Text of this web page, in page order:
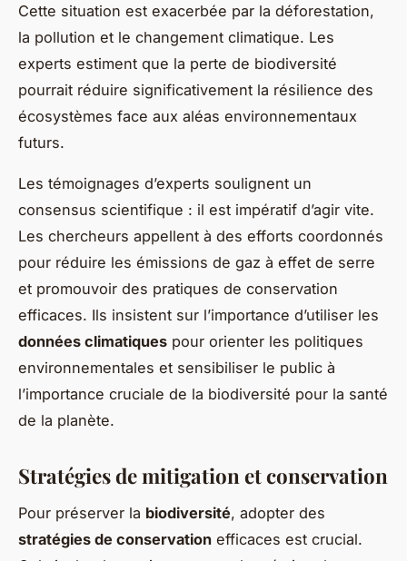
Cette situation est exacerbée par la déforestation,
la pollution et le changement climatique. Les
experts estiment que la perte de biodiversité
pourrait réduire significativement la résilience des
écosystèmes face aux aléas environnementaux
futurs.
Les témoignages d’experts soulignent un
consensus scientifique : il est impératif d’agir vite.
Les chercheurs appellent à des efforts coordonnés
pour réduire les émissions de gaz à effet de serre
et promouvoir des pratiques de conservation
efficaces. Ils insistent sur l’importance d’utiliser les
données climatiques pour orienter les politiques
environnementales et sensibiliser le public à
l’importance cruciale de la biodiversité pour la santé
de la planète.
Stratégies de mitigation et conservation
Pour préserver la biodiversité, adopter des
stratégies de conservation efficaces est crucial.